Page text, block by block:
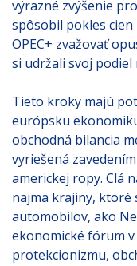
výrazné zvýšenie
spôsobil pokles
OPEC+ zvažovať
si udržali svoj podiel
Tieto kroky majú
európsku
obchodná bilancia
vyriešená
americkej ropy. Clá
najmä krajiny, ktoré
automobilov, ako
ekonomické fórum
protekcionizmu,